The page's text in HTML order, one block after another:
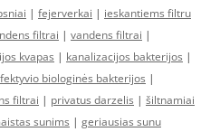
| fejerverkai | ieskantiems filtru
filtrai | vandens filtrai |
kvapas | kanalizacijos bakterijos |
biologinės bakterijos |
filtrai | privatus darzelis | šiltnamiai
sunims | geriausias sunu